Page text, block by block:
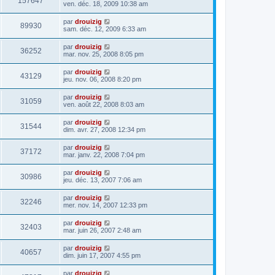
ven. déc. 18, 2009 10:38 am
89930 par drouizig
sam. déc. 12, 2009 6:33 am
36252 par drouizig
mar. nov. 25, 2008 8:05 pm
43129 par drouizig
jeu. nov. 06, 2008 8:20 pm
31059 par drouizig
ven. août 22, 2008 8:03 am
31544 par drouizig
dim. avr. 27, 2008 12:34 pm
37172 par drouizig
mar. janv. 22, 2008 7:04 pm
30986 par drouizig
jeu. déc. 13, 2007 7:06 am
32246 par drouizig
mer. nov. 14, 2007 12:33 pm
32403 par drouizig
mar. juin 26, 2007 2:48 am
40657 par drouizig
dim. juin 17, 2007 4:55 pm
par drouizig